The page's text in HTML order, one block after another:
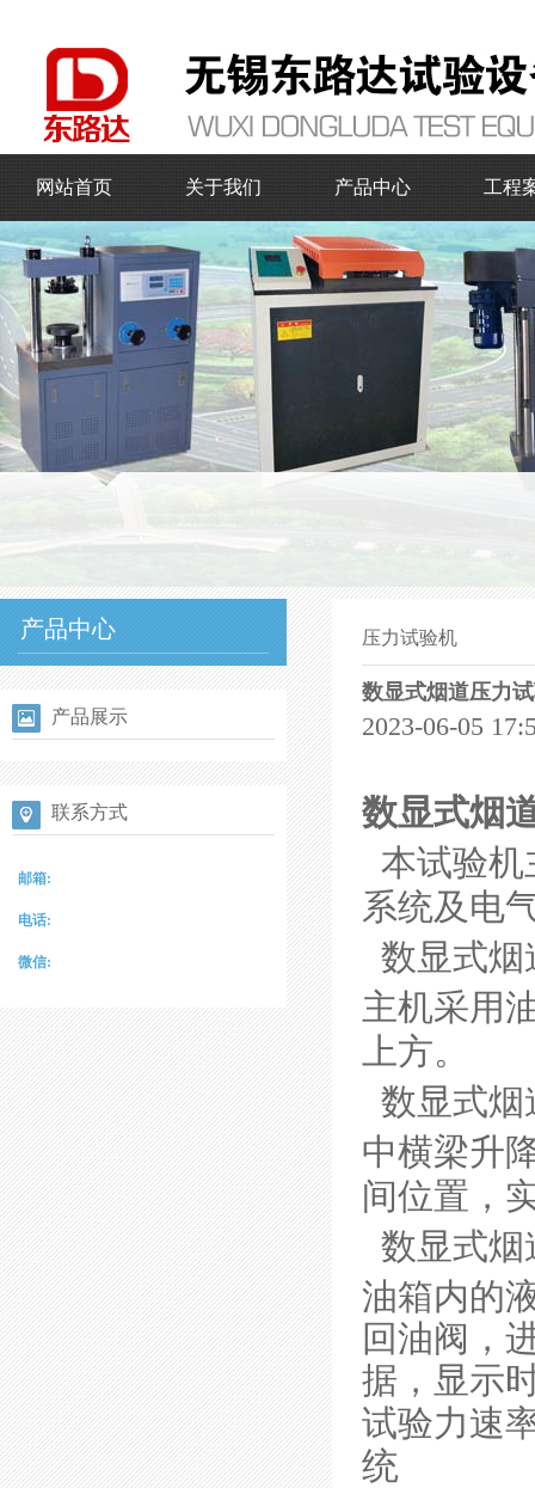
网站首页 关于我们
企业文化
产品中心
万能材料试验机
压力试验机
混凝土试验仪器
工程
产品中心
产品展示
联系方式
邮箱:
电话:
微信:
压力试验机
数显式烟道压力
2023-06-05
数显式烟
本试验
系统及电
数显式
主机采用
上方。
数显式
中横梁升
间位置，
数显式
油箱内的
回油阀 ，
据 ， 显示
试验力速
统